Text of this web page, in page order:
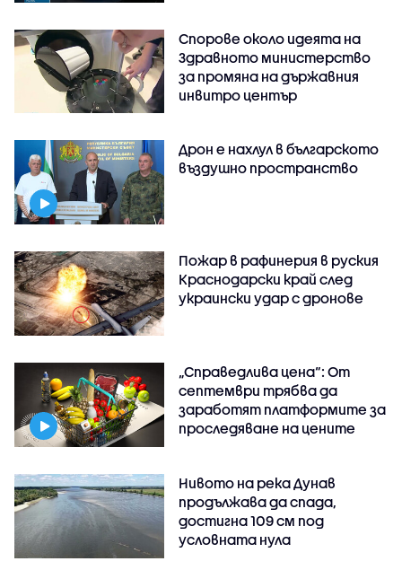
Спорове около идеята на
Здравното министерство
за промяна на държавния
инвитро център
Дрон е нахлул в българското
въздушно пространство
Пожар в рафинерия в руския
Краснодарски край след
украински удар с дронове
„Справедлива цена“: От
септември трябва да
заработят платформите за
проследяване на цените
Нивото на река Дунав
продължава да спада,
достигна 109 см под
условната нула